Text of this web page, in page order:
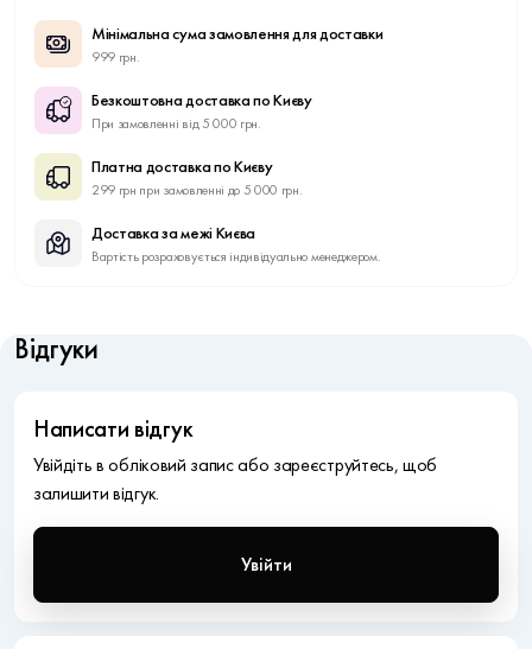
Мінімальна сума замовлення для доставки
999 грн.
Безкоштовна доставка по Києву
При замовленні від 5 000 грн.
Платна доставка по Києву
299 грн при замовленні до 5 000 грн.
Доставка за межі Києва
Вартість розраховується індивідуально менеджером.
Відгуки
Написати відгук
Увійдіть в обліковий запис або зареєструйтесь, щоб
залишити відгук.
Увійти